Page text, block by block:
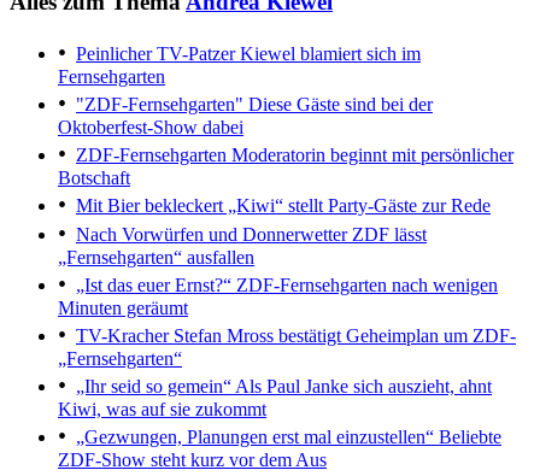
Peinlicher TV-PatzerKiewel blamiert sich im
Fernsehgarten
"ZDF-Fernsehgarten" Diese Gäste sind bei der
Oktoberfest-Show dabei
ZDF-Fernsehgarten Moderatorin beginnt mit persönlicher
Botschaft
Mit Bier bekleckert „Kiwi“ stellt Party-Gäste zur Rede
Nach Vorwürfen und DonnerwetterZDF lässt
„Fernsehgarten“ ausfallen
„Ist das euer Ernst?“ ZDF-Fernsehgarten nach wenigen
Minuten geräumt
TV-KracherStefan Mross bestätigt Geheimplan um ZDF-
„Fernsehgarten“
„Ihr seid so gemein“ Als Paul Janke sich auszieht, ahnt
Kiwi, was auf sie zukommt
„Gezwungen, Planungen erst mal einzustellen“ Beliebte
ZDF-Show steht kurz vor dem Aus